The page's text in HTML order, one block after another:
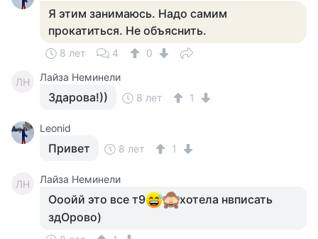
Я этим занимаюсь. Надо самим
прокатиться. Не объяснить.
8 лет 4 0
ЛН Лайза Неминели
Здарова!)) 8 лет 1
Leonid
Привет 8 лет 1
ЛН Лайза Неминели
Ооойй это все т9
хотела нвписать
здОрово)